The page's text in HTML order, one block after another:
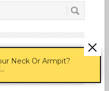
Neck Or Armpit?